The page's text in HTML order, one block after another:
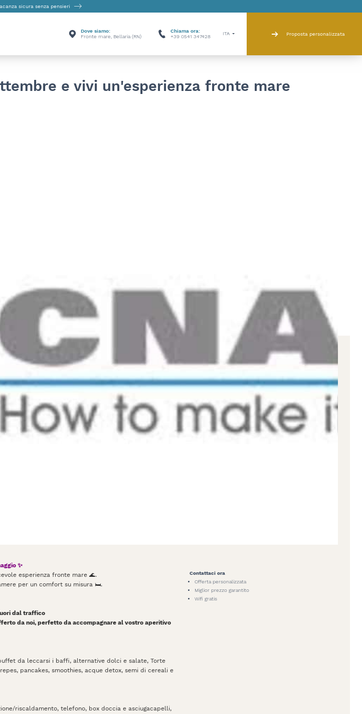
sicura senza pensieri
Dove siamo:
Fronte mare, Bellaria (RN)
Chiama ora:
+39 0541 347428
ITA Proposta personalizzata
e vivi un'esperienza fronte mare
✨
esperienza fronte mare 🌊.
per un comfort su misura 🛏️.
dal traffico
da noi, perfetto da accompagnare al vostro aperitivo
da leccarsi i baffi, alternative dolci e salate, Torte
pancakes, smoothies, acque detox, semi di cereali e
riscaldamento, telefono, box doccia e asciugacapelli,
Contattaci ora
Offerta personalizzata
Miglior prezzo garantito
Wifi gratis